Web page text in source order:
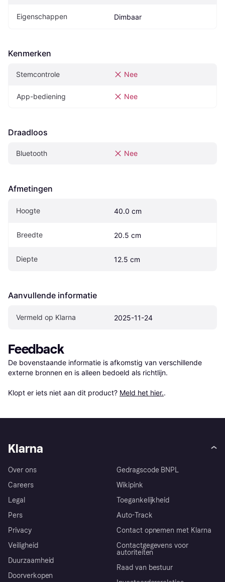
Eigenschappen Dimbaar
Kenmerken
Stemcontrole Nee
App-bediening Nee
Draadloos
Bluetooth Nee
Afmetingen
Hoogte 40.0 cm
Breedte 20.5 cm
Diepte 12.5 cm
Aanvullende informatie
Vermeld op Klarna 2025-11-24
Feedback
De bovenstaande informatie is afkomstig van verschillende
externe bronnen en is alleen bedoeld als richtlijn.
Klopt er iets niet aan dit product? Meld het hier..
Klarna
Over ons
Careers
Legal
Pers
Privacy
Veiligheid
Duurzaamheid
Doorverkopen
Gedragscode BNPL
Wikipink
Toegankelijkheid
Auto-Track
Contact opnemen met Klarna
Contactgegevens voor
autoriteiten
Raad van bestuur